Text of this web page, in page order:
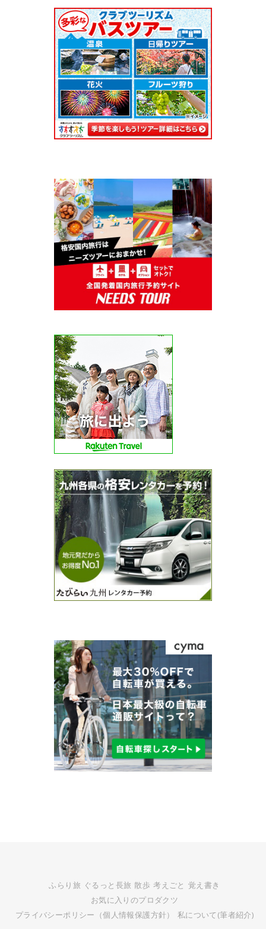
ふらり旅 ぐるっと長旅 散歩 考えごと 覚え書き
お気に入りのプロダクツ
プライバシーポリシー（個人情報保護方針）
私について(筆者紹介)